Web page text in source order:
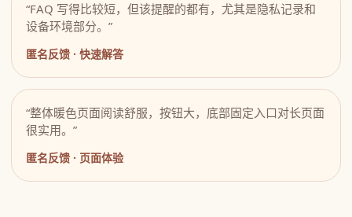
“FAQ 写得比较短，但该提醒的都有，尤其是隐私记录和
设备环境部分。”
匿名反馈 · 快速解答
“整体暖色页面阅读舒服，按钮大，底部固定入口对长页面
很实用。”
匿名反馈 · 页面体验